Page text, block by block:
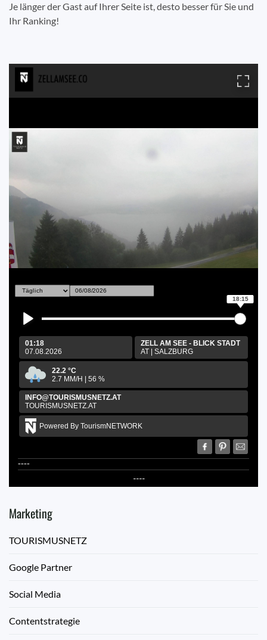
Je länger der Gast auf Ihrer Seite ist, desto besser für Sie und
Ihr Ranking!
18:15
01:18
07.08.2026
ZELL AM SEE - BLICK STADT
AT
SALZBURG
22.2 °C
2.7 MM/H | 56 %
INFO@TOURISMUSNETZ.AT
TOURISMUSNETZ.AT
Powered By TourismNETWORK
----
----
Marketing
TOURISMUSNETZ
Google Partner
Social Media
Contentstrategie